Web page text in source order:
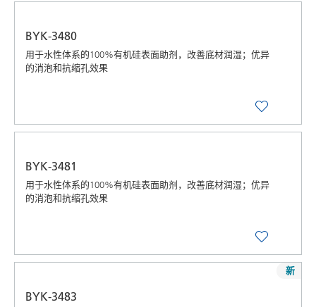
BYK-3480
用于水性体系的100%有机硅表面助剂，改善底材润湿；优异
的消泡和抗缩孔效果
BYK-3481
用于水性体系的100%有机硅表面助剂，改善底材润湿；优异
的消泡和抗缩孔效果
BYK-3483
新